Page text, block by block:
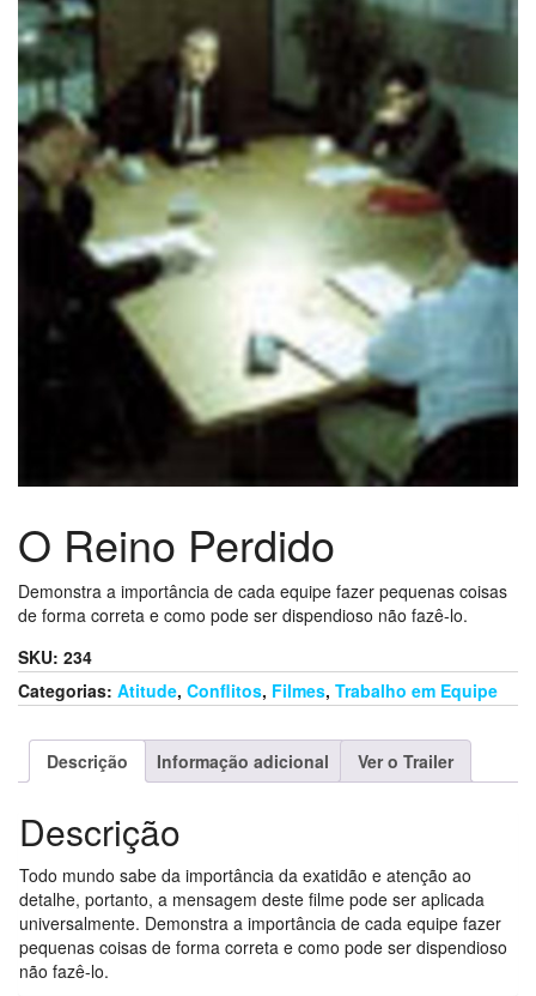
O Reino Perdido
Demonstra a importância de cada equipe fazer pequenas coisas
de forma correta e como pode ser dispendioso não fazê-lo.
SKU: 234
Categorias: Atitude, Conflitos, Filmes, Trabalho em Equipe
Descrição Informação adicional Ver o Trailer
Descrição
Todo mundo sabe da importância da exatidão e atenção ao
detalhe, portanto, a mensagem deste filme pode ser aplicada
universalmente. Demonstra a importância de cada equipe fazer
pequenas coisas de forma correta e como pode ser dispendioso
não fazê-lo.